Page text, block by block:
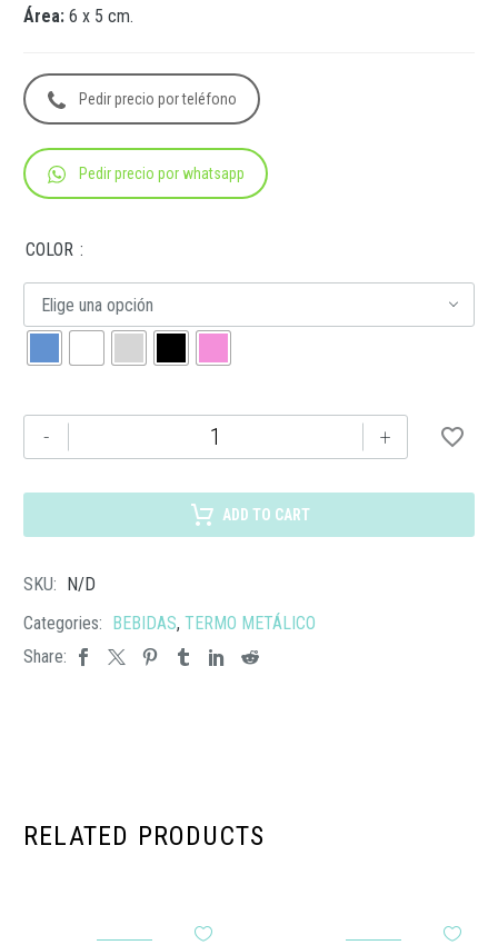
Área: 6 x 5 cm.
Pedir precio por teléfono
Pedir precio por whatsapp
COLOR
Elige una opción
-
151
cantidad
+
ADD TO CART
SKU: N/D
Categories: BEBIDAS, TERMO METÁLICO
Share:
RELATED PRODUCTS